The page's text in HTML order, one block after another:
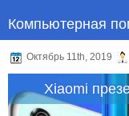
Компьютерная
Октябрь 11th, 2019
Xiaomi